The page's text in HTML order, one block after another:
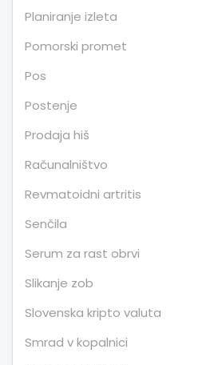
Planiranje izleta
Pomorski promet
Pos
Postenje
Prodaja hiš
Računalništvo
Revmatoidni artritis
Senčila
Serum za rast obrvi
Slikanje zob
Slovenska kripto valuta
Smrad v kopalnici